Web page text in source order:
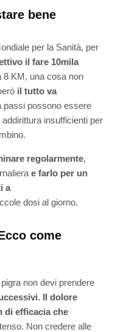
bene
per la Sanità, per
il fare 10mila
8 KM, una cosa non
il tutto va
passi possono essere
insufficienti per
regolarmente,
e farlo per un
a
dosi al giorno.
come
non devi prendere
Il dolore
di efficacia che
Non credere alle